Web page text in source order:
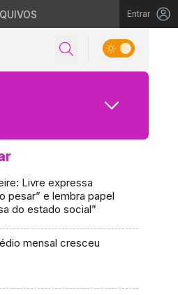
Entrar
Livre expressa
pesar” e lembra papel
do estado social”
mensal cresceu